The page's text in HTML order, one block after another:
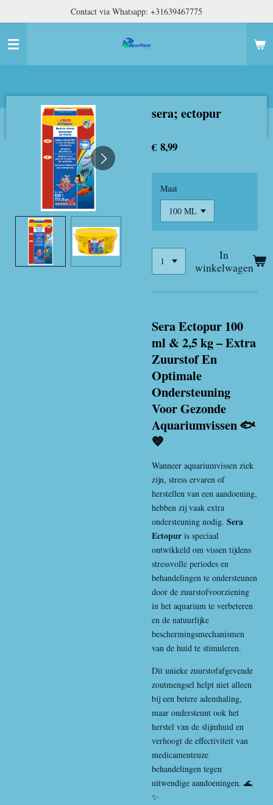
naar
hoofdinhoud
Contact via Whatsapp: +31639467775
sera; ectopur
€ 8,99
Maat
In
winkelwagen
Sera Ectopur 100
ml & 2,5 kg – Extra
Zuurstof En
Optimale
Ondersteuning
Voor Gezonde
Aquariumvissen 🐟
💙
Wanneer aquariumvissen ziek
zijn, stress ervaren of
herstellen van een aandoening,
hebben zij vaak extra
ondersteuning nodig. Sera
Ectopur is speciaal
ontwikkeld om vissen tijdens
stressvolle periodes en
behandelingen te ondersteunen
door de zuurstofvoorziening
in het aquarium te verbeteren
en de natuurlijke
beschermingsmechanismen
van de huid te stimuleren.
Dit unieke zuurstofafgevende
zoutmengsel helpt niet alleen
bij een betere ademhaling,
maar ondersteunt ook het
herstel van de slijmhuid en
verhoogt de effectiviteit van
medicamenteuze
behandelingen tegen
uitwendige aandoeningen. 🌊
✨